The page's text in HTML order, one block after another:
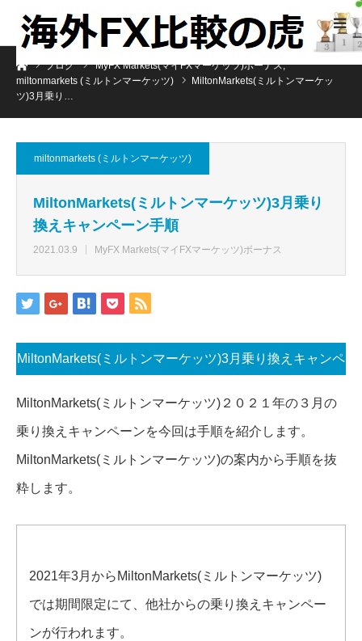
ホームブログ MyFX Markets(マイFXマーケッツ)ボーナス,
miltonmarkets (ミルトンマーケッツ)
MiltonMarkets(ミルトンマーケッ
ツ)3月乗り…
miltonmarkets (ミルトンマーケッツ)
MiltonMarkets(ミルトンマーケッツ)3月乗り
換えキャンペーン手順
2021.03.9 MyFX Markets(マイFXマーケッツ)ボーナス
MiltonMarkets(ミルトンマーケッツ)3月乗り換えキャンペ
MiltonMarkets(ミルトンマーケッツ)２０２１年の３月の
乗り換えキャンペーンを今回は手順を紹介します。
MiltonMarkets(ミルトンマーケッツ)の案内から手順を抜
粋します。
2021年3月からMiltonMarkets(ミルトンマーケッツ)
では期間限定にて、他社からの乗り換えキャンペー
ンが行われます。